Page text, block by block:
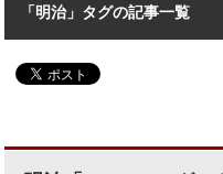
「明治」タグの記事一覧